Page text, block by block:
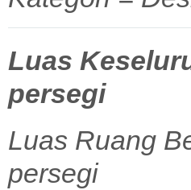
Luas
persegi
Luas Ruang
persegi